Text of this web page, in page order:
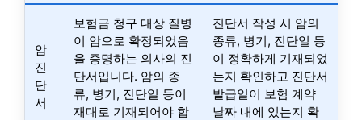
암
진
단
서
보험금 청구 대상 질병
이 암으로 확정되었음
을 증명하는 의사의 진
단서입니다. 암의 종
류, 병기, 진단일 등이
재대로 기재되어야 합
진단서 작성 시 암의
종류, 병기, 진단일 등
이 정확하게 기재되었
는지 확인하고 진단서
발급일이 보험 계약
날짜 내에 있는지 확